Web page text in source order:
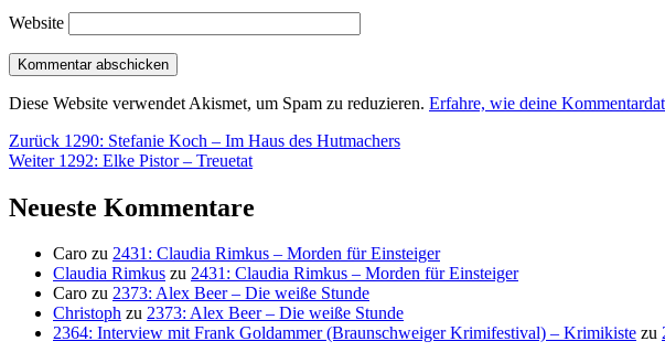
Website
Diese Website verwendet Akismet, um Spam zu reduzieren. Erfahre, wie deine
Beitragsnavigation
Zurück Vorheriger
Beitrag:
1290: Stefanie Koch – Im Haus des Hutmachers
Weiter Nächster
1292: Elke Pistor – Treuetat
Neueste Kommentare
Caro zu 2431: Claudia Rimkus – Morden für Einsteiger
Claudia Rimkus zu 2431: Claudia Rimkus – Morden für Einsteiger
Caro zu 2373: Alex Beer – Die weiße Stunde
Christoph zu 2373: Alex Beer – Die weiße Stunde
2364: Interview mit Frank Goldammer (Braunschweiger Krimifestival) – Krimikiste zu